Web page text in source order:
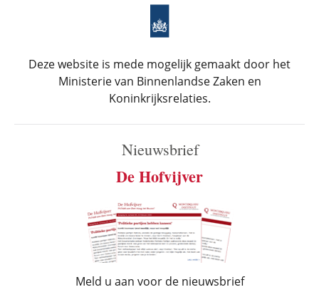
Deze website is mede mogelijk gemaakt door het
Ministerie van Binnenlandse Zaken en
Koninkrijksrelaties.
Nieuwsbrief
De Hofvijver
Meld u aan voor de nieuwsbrief